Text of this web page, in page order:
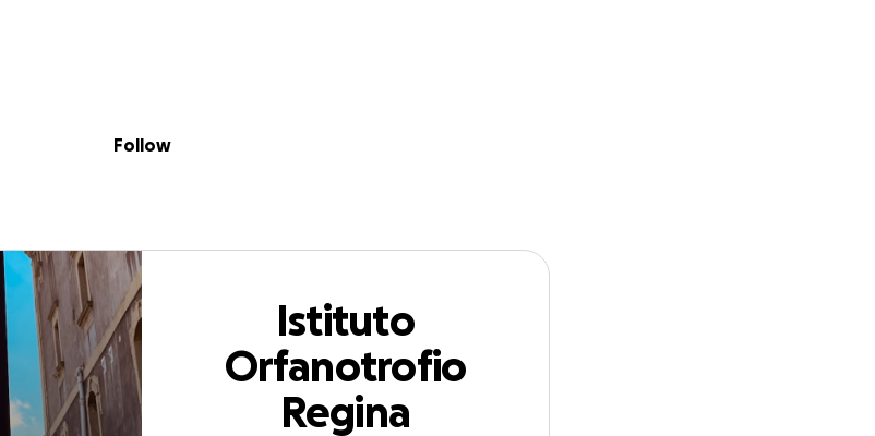
Regina Margherita
Follow
Istituto
Orfanotrofio
Regina